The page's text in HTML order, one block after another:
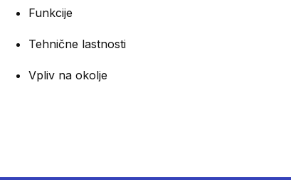
Funkcije
Tehnične lastnosti
Vpliv na okolje